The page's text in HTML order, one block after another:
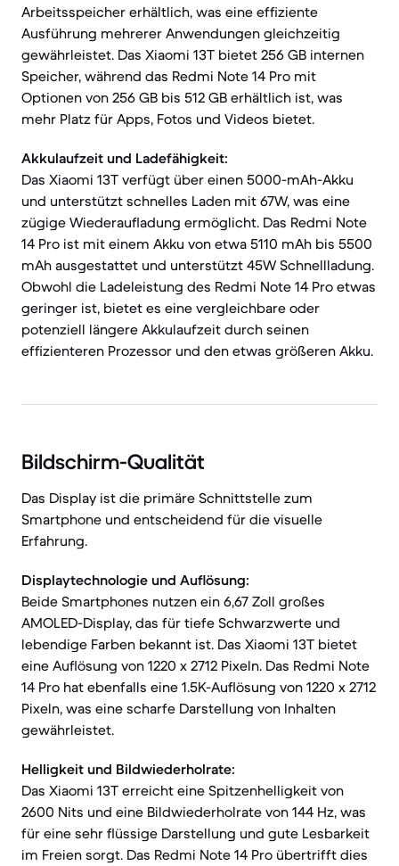
Arbeitsspeicher erhältlich, was eine effiziente
Ausführung mehrerer Anwendungen gleichzeitig
gewährleistet. Das Xiaomi 13T bietet 256 GB internen
Speicher, während das Redmi Note 14 Pro mit
Optionen von 256 GB bis 512 GB erhältlich ist, was
mehr Platz für Apps, Fotos und Videos bietet.
Akkulaufzeit und Ladefähigkeit:
Das Xiaomi 13T verfügt über einen 5000-mAh-Akku
und unterstützt schnelles Laden mit 67W, was eine
zügige Wiederaufladung ermöglicht. Das Redmi Note
14 Pro ist mit einem Akku von etwa 5110 mAh bis 5500
mAh ausgestattet und unterstützt 45W Schnellladung.
Obwohl die Ladeleistung des Redmi Note 14 Pro etwas
geringer ist, bietet es eine vergleichbare oder
potenziell längere Akkulaufzeit durch seinen
effizienteren Prozessor und den etwas größeren Akku.
Bildschirm-Qualität
Das Display ist die primäre Schnittstelle zum
Smartphone und entscheidend für die visuelle
Erfahrung.
Displaytechnologie und Auflösung:
Beide Smartphones nutzen ein 6,67 Zoll großes
AMOLED-Display, das für tiefe Schwarzwerte und
lebendige Farben bekannt ist. Das Xiaomi 13T bietet
eine Auflösung von 1220 x 2712 Pixeln. Das Redmi Note
14 Pro hat ebenfalls eine 1.5K-Auflösung von 1220 x 2712
Pixeln, was eine scharfe Darstellung von Inhalten
gewährleistet.
Helligkeit und Bildwiederholrate:
Das Xiaomi 13T erreicht eine Spitzenhelligkeit von
2600 Nits und eine Bildwiederholrate von 144 Hz, was
für eine sehr flüssige Darstellung und gute Lesbarkeit
im Freien sorgt. Das Redmi Note 14 Pro übertrifft dies